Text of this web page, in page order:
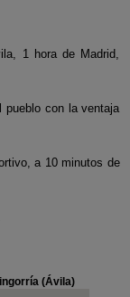
1 hora de Madrid,
pueblo con la ventaja
a 10 minutos de
(Ávila)